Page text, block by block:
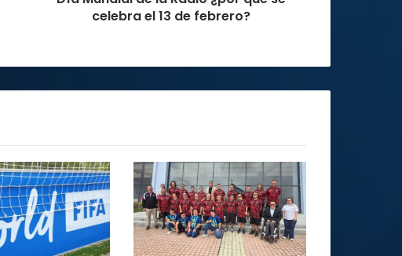
celebra el 13 de febrero?